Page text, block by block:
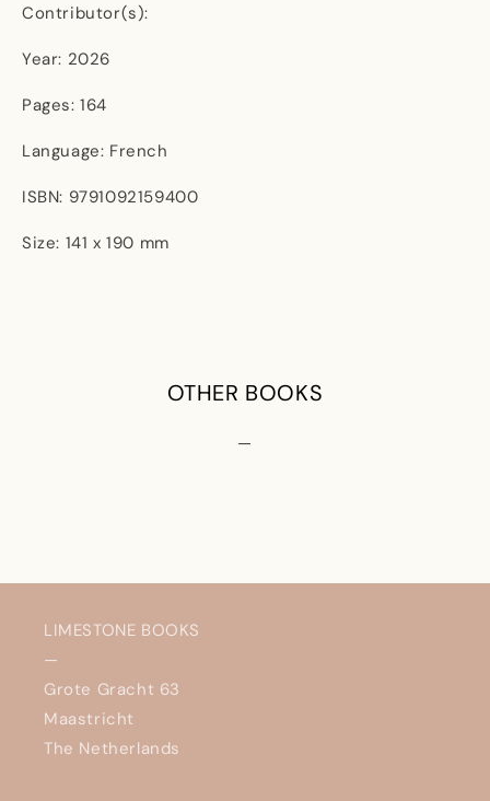
Contributor(s):
Year: 2026
Pages: 164
Language: French
ISBN: 9791092159400
Size: 141 x 190 mm
OTHER BOOKS
—
LIMESTONE BOOKS
—
Grote Gracht 63
Maastricht
The Netherlands